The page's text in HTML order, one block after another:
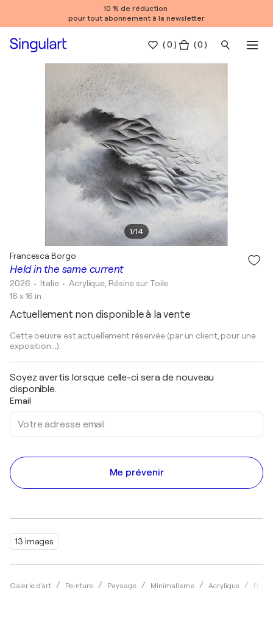
10 % de réduction
pour tout abonnement à la newsletter
(0 ) ( 0 )
1/14
13 images
Galerie d'art Peinture Paysage Minimalisme Acrylique
Held in the same current
Francesca Borgo
2026 • Italie •Acrylique, Résine sur Toile
16 x 16 in
Actuellement non disponible à la vente
Cette oeuvre est actuellement réservée (par un client, pour une
exposition...).
Soyez avertis lorsque celle-ci sera de nouveau
disponible.
Email
Me prévenir